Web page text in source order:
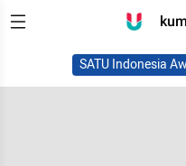
SATU Indonesia